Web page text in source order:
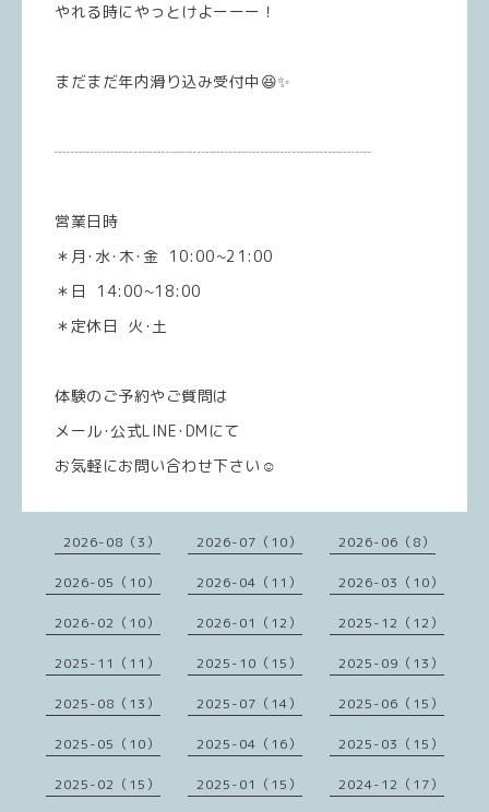
やれる時にやっとけよーーー！
まだまだ年内滑り込み受付中😆✨️
┈┈┈┈┈┈┈┈┈┈┈┈┈┈┈┈┈┈┈┈
営業日時
＊月･水･木･金 10:00~21:00
＊日 14:00~18:00
＊定休日 火･土
体験のご予約やご質問は
メール･公式LINE･DMにて
お気軽にお問い合わせ下さい☺️
2026-08（3） 2026-07（10） 2026-06（8）
2026-05（10） 2026-04（11） 2026-03（10）
2026-02（10） 2026-01（12） 2025-12（12）
2025-11（11） 2025-10（15） 2025-09（13）
2025-08（13） 2025-07（14） 2025-06（15）
2025-05（10） 2025-04（16） 2025-03（15）
2025-02（15） 2025-01（15） 2024-12（17）